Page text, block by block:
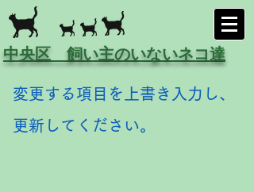
中央区 飼い主のいないネコ達
変更する項目を上書き入力し、
更新してください。